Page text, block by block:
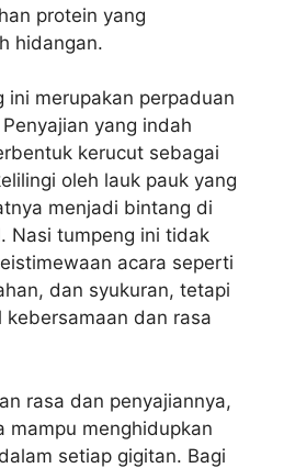
protein yang
hidangan.
ini merupakan perpaduan
yang indah
kerucut sebagai
oleh lauk pauk yang
menjadi bintang di
Nasi tumpeng ini tidak
acara seperti
dan syukuran, tetapi
dan rasa
rasa dan penyajiannya,
mampu menghidupkan
setiap gigitan. Bagi